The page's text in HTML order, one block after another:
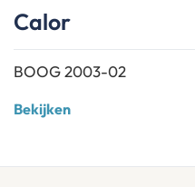
Calor
BOOG 2003-02
Bekijken